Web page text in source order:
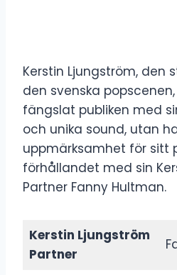
Kerstin Ljungström, den
den svenska
fängslat publiken med
och unika sound, utan
uppmärksamhet för sitt
förhållandet med sin
Partner Fanny Hultman.
Kerstin Ljungström
Partner